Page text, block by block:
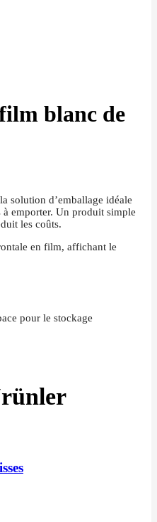
blanc de
solution d’emballage idéale
emporter. Un produit simple
les coûts.
en film, affichant le
pour le stockage